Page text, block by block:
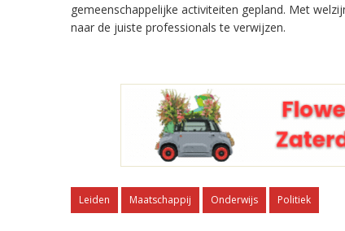
gemeenschappelijke activiteiten gepland. Met
naar de juiste professionals te verwijzen.
Leiden Maatschappij Onderwijs Politiek